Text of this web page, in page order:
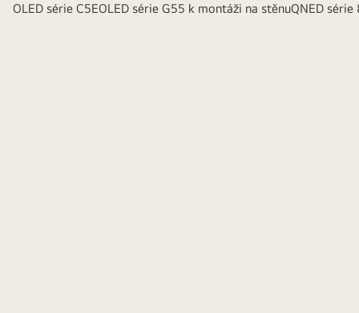
OLED série C5EOLED série G55 k montáži na stěnuQNED série